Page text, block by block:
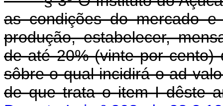
as condições do mercado
produção, estabelecer,
de até 20% (vinte por cento)
sôbre o qual incidirá o ad
de que trata o item I dêste